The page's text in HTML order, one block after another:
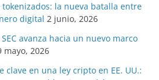
la nueva batalla entre
digital 2 junio, 2026
avanza hacia un nuevo marco
mayo, 2026
clave en una ley cripto en EE. UU.: